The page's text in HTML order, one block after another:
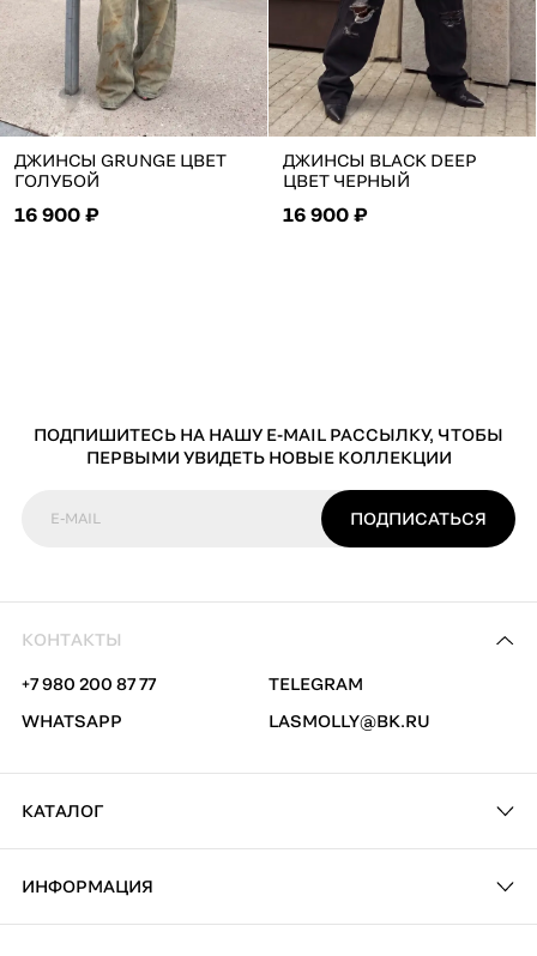
ДЖИНСЫ GRUNGE ЦВЕТ
ГОЛУБОЙ
16 900 ₽
ДЖИНСЫ BLACK DEEP
ЦВЕТ ЧЕРНЫЙ
16 900 ₽
ПОДПИШИТЕСЬ НА НАШУ E-MAIL РАССЫЛКУ, ЧТОБЫ
ПЕРВЫМИ УВИДЕТЬ НОВЫЕ КОЛЛЕКЦИИ
E-MAIL ПОДПИСАТЬСЯ
КОНТАКТЫ
+7 980 200 87 77
TELEGRAM
WHATSAPP
LASMOLLY@BK.RU
КАТАЛОГ
ИНФОРМАЦИЯ